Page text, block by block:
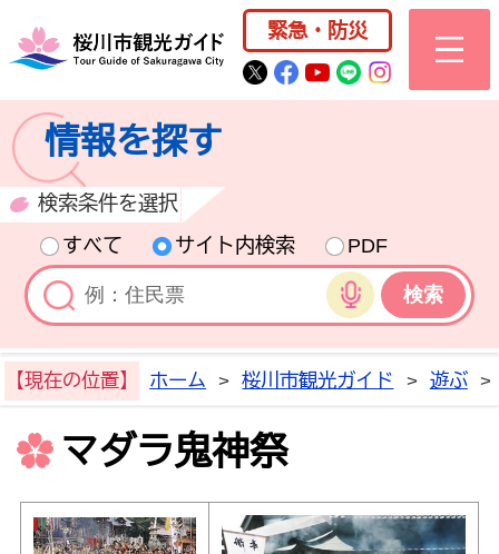
桜川市公式ホー
緊急・防災
桜川市公式Twitter
桜川市公式
桜川市公式
桜川市公式
情報を探す
検索条件を選択
すべて
サイト内検索
PDF
音声検索
【現在の位置】 ホーム > 桜川市観光ガイド > 遊ぶ >
マダラ鬼神祭